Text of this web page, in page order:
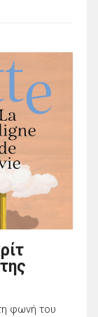
φωνή του